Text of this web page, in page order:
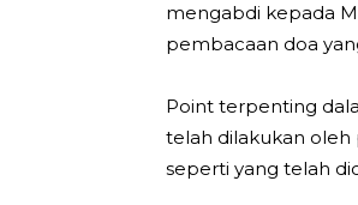
mengabdi kepada
pembacaan doa
Point terpenting
telah dilakukan oleh
seperti yang telah